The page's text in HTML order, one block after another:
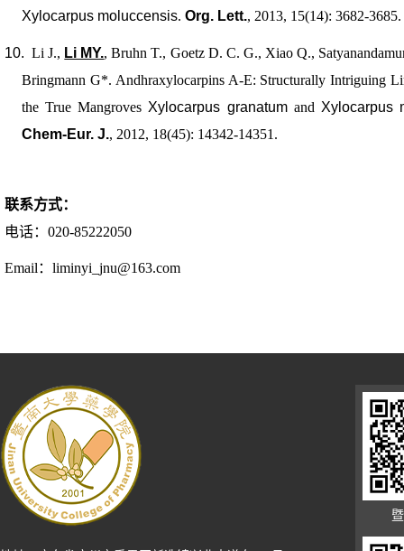
Xylocarpus moluccensis. Org. Lett., 2013, 15(14): 3682-3685.
10. Li J., Li MY., Bruhn T., Goetz D. C. G., Xiao Q.,
Bringmann G*. Andhraxylocarpins A-E: Structurally Intriguing
the True Mangroves Xylocarpus granatumand Xylocarpus
Chem-Eur. J., 2012, 18(45): 14342-14351.
联系方式：
电话： 020-85222050
Email ： liminyi_jnu@163.com